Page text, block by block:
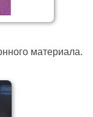
материала.